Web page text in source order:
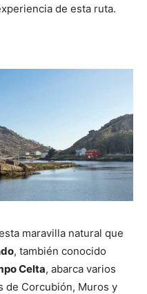
de esta ruta.
maravilla natural que
, también conocido
Celta, abarca varios
de Corcubión, Muros y